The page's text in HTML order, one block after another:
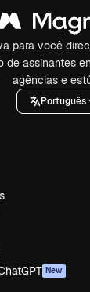
para você
de assinantes
agências e
Português
New